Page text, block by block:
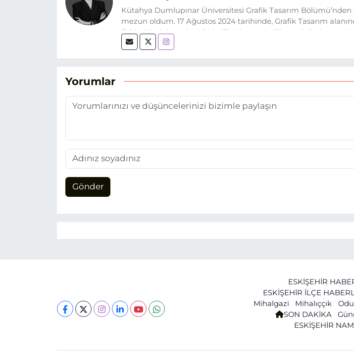
Kütahya Dumlupınar Üniversitesi Grafik Tasarım Bölümü’nden
mezun oldum. 17 Ağustos 2024 tarihinde, Grafik Tasarım
Eskişehir Haber Ajansı’nda (EHA) gazetecilik mesleğinin temel
biri olan merak duygusunun etkisiyle basın sektörüne adım
Yorumlar
Gönder
ESKİŞEHİR
ESKİŞEHİR İLÇE
Mihalgazi
Mihalıççık
SON DAKİKA
ESKİŞEHİR